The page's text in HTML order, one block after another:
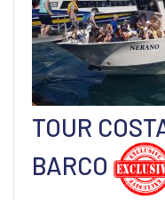
TOUR
BARCO